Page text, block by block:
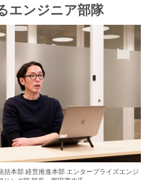
エンジニア部隊
括本部 経営推進本部 エンタープライズエンジ